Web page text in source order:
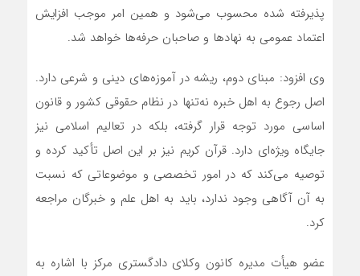
پذیرفته شده محسوب می‌شود و همین امر موجب افزایش
اعتماد عمومی به نهاد‌ها و صاحبان حرفه‌ها خواهد شد.
وی افزود: مبنای دوم، ریشه در آموزه‌های دینی و شرعی دارد.
اصل رجوع به اهل خبره نه‌تنها در نظام حقوقی کشور و قانون
اساسی مورد توجه قرار گرفته، بلکه در تعالیم اسلامی نیز
جایگاه ویژه‌ای دارد. قرآن کریم نیز بر این اصل تأکید کرده و
توصیه می‌کند که در امور تخصصی و موضوعاتی که نسبت
به آن آگاهی وجود ندارد، باید به اهل علم و خبرگان مراجعه
کرد.
عضو هیأت مدیره کانون وکلای دادگستری مرکز با اشاره به